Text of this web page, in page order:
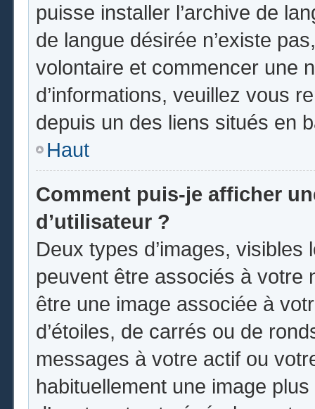
puisse installer l’archive de
de langue désirée n’existe
volontaire et commencer une
d’informations, veuillez vous
depuis un des liens situés en
Haut
Comment puis-je afficher
d’utilisateur ?
Deux types d’images,
peuvent être associés à votre
être une image associée à
d’étoiles, de carrés ou de
messages à votre actif ou
habituellement une image